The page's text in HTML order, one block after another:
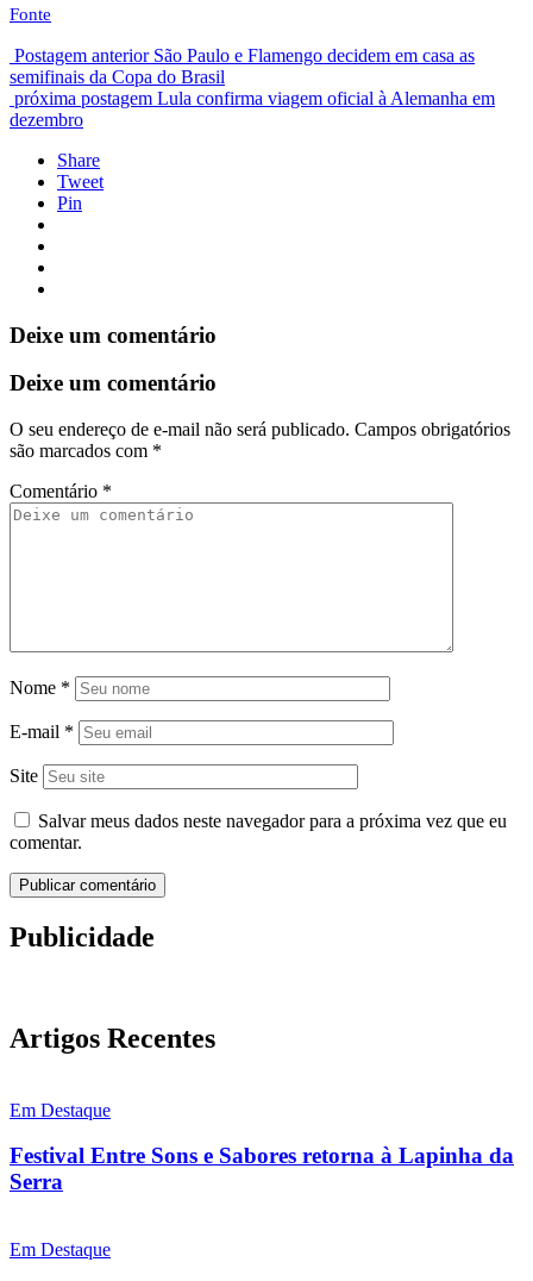
Fonte
Postagem anterior São Paulo e Flamengo decidem em casa as
semifinais da Copa do Brasil
próxima postagem Lula confirma viagem oficial à Alemanha em
dezembro
Share
Tweet
Pin
Deixe um comentário
Deixe um comentário
O seu endereço de e-mail não será publicado. Campos obrigatórios
são marcados com *
Comentário *
Nome *
E-mail *
Site
Salvar meus dados neste navegador para a próxima vez que eu
comentar.
Publicidade
Artigos Recentes
Em Destaque
Festival Entre Sons e Sabores retorna à Lapinha da
Serra
Em Destaque